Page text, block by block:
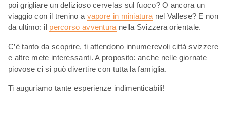
poi grigliare un delizioso cervelas sul fuoco? O ancora un
viaggio con il trenino a vapore in miniatura nel Vallese? E non
da ultimo: il percorso avventura nella Svizzera orientale.
C’è tanto da scoprire, ti attendono innumerevoli città svizzere
e altre mete interessanti. A proposito: anche nelle giornate
piovose ci si può divertire con tutta la famiglia.
Ti auguriamo tante esperienze indimenticabili!